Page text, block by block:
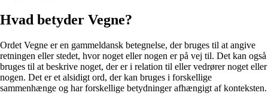
Hvad betyder Vegne?
Ordet Vegne er en gammeldansk betegnelse, der bruges til at angive
retningen eller stedet, hvor noget eller nogen er på vej til. Det kan også
bruges til at beskrive noget, der er i relation til eller vedrører noget eller
nogen. Det er et alsidigt ord, der kan bruges i forskellige
sammenhænge og har forskellige betydninger afhængigt af konteksten.